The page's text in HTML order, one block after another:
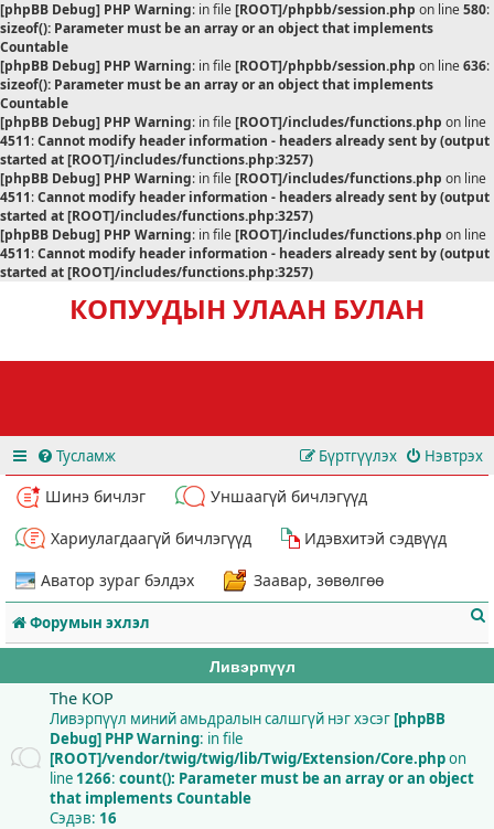
[phpBB Debug] PHP Warning: in file[ROOT]/phpbb/session.php on line580:
sizeof(): Parameter must be an array or an object that implements
Countable
[phpBB Debug] PHP Warning: in file[ROOT]/phpbb/session.php on line636:
sizeof(): Parameter must be an array or an object that implements
Countable
[phpBB Debug] PHP Warning: in file[ROOT]/includes/functions.php on line
4511:Cannot modify header information - headers already sent by (output
started at [ROOT]/includes/functions.php:3257)
[phpBB Debug] PHP Warning: in file[ROOT]/includes/functions.php on line
4511:Cannot modify header information - headers already sent by (output
started at [ROOT]/includes/functions.php:3257)
[phpBB Debug] PHP Warning: in file[ROOT]/includes/functions.php on line
4511:Cannot modify header information - headers already sent by (output
started at [ROOT]/includes/functions.php:3257)
КОПУУДЫН УЛААН БУЛАН
Тусламж Нэвтрэх
Бүртгүүлэх
Шинэ бичлэг
Уншаагүй бичлэгүүд
Хариулагдаагүй бичлэгүүд
Идэвхитэй сэдвүүд
Аватор зураг бэлдэх
Заавар, зөвөлгөө
Форумын эхлэл
а
Ливэрпүүл
The KOP
Ливэрпүүл миний амьдралын салшгүй нэг хэсэг [phpBB
Debug] PHP Warning: in file
[ROOT]/vendor/twig/twig/lib/Twig/Extension/Core.phpon
line 1266: count(): Parameter must be an array or an object
that implements Countable
Сэдэв: 16